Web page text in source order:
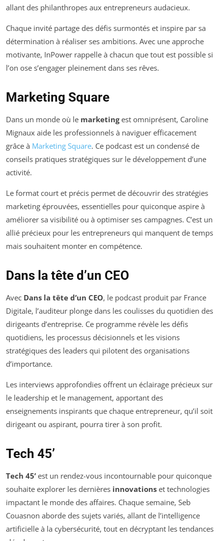
allant des philanthropes aux entrepreneurs audacieux.
Chaque invité partage des défis surmontés et inspire par sa
détermination à réaliser ses ambitions. Avec une approche
motivante, InPower rappelle à chacun que tout est possible si
l’on ose s’engager pleinement dans ses rêves.
Marketing Square
Dans un monde où le marketingest omniprésent, Caroline
Mignaux aide les professionnels à naviguer efficacement
grâce à Marketing Square. Ce podcast est un condensé de
conseils pratiques stratégiques sur le développement d’une
activité.
Le format court et précis permet de découvrir des stratégies
marketing éprouvées, essentielles pour quiconque aspire à
améliorer sa visibilité ou à optimiser ses campagnes. C’est un
allié précieux pour les entrepreneurs qui manquent de temps
mais souhaitent monter en compétence.
Dans la tête d’un CEO
Avec Dans la tête d’un CEO, le podcast produit par France
Digitale, l’auditeur plonge dans les coulisses du quotidien des
dirigeants d’entreprise. Ce programme révèle les défis
quotidiens, les processus décisionnels et les visions
stratégiques des leaders qui pilotent des organisations
d’importance.
Les interviews approfondies offrent un éclairage précieux sur
le leadership et le management, apportant des
enseignements inspirants que chaque entrepreneur, qu’il soit
dirigeant ou aspirant, pourra tirer à son profit.
Tech 45’
Tech 45’ est un rendez-vous incontournable pour quiconque
souhaite explorer les dernières innovations et technologies
impactant le monde des affaires. Chaque semaine, Seb
Couasnon aborde des sujets variés, allant de l’intelligence
artificielle à la cybersécurité, tout en décryptant les tendances